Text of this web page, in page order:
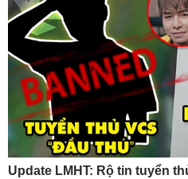
Update LMHT: Rộ tin tuyển